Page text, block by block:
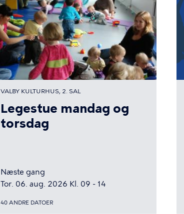
VALBY KULTURHUS, 2. SAL
Legestue mandag og
torsdag
Næste gang
Tor. 06. aug. 2026 Kl. 09 - 14
40 ANDRE DATOER